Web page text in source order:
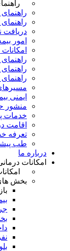
دریافت
امور
ایمنی
منشور
خدمات
اقامت
تعرفه
طب
درباره ما
امکانات
بخش